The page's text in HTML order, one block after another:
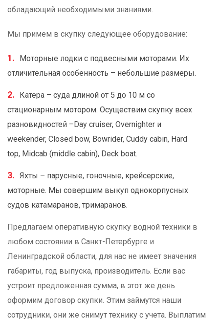
обладающий необходимыми знаниями.
Мы примем в скупку следующее оборудование:
Моторные лодки с подвесными моторами. Их
отличительная особенность – небольшие размеры.
Катера – суда длиной от 5 до 10 м со
стационарным мотором. Осуществим скупку всех
разновидностей –Day cruiser, Overnighter и
weekender, Сlosed bow, Bowrider, Cuddy cabin, Hard
top, Midcab (middle cabin), Deck boat.
Яхты – парусные, гоночные, крейсерские,
моторные. Мы совершим выкуп однокорпусных
судов катамаранов, тримаранов.
Предлагаем оперативную скупку водной техники в
любом состоянии в Санкт-Петербурге и
Ленинградской области, для нас не имеет значения
габариты, год выпуска, производитель. Если вас
устроит предложенная сумма, в этот же день
оформим договор скупки. Этим займутся наши
сотрудники, они же снимут технику с учета. Выплатим